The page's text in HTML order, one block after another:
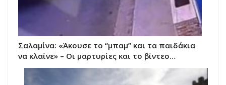
Σαλαμίνα: «Άκουσε το “μπαμ” και τα παιδάκια
να κλαίνε» – Οι μαρτυρίες και το βίντεο…